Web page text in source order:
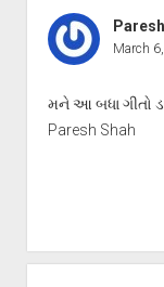
Paresh
March
મને આ બધા ગીતો
Paresh Shah